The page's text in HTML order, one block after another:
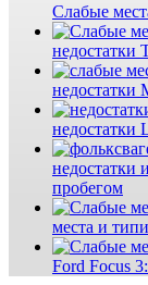
Слабые
недостатки
недостатки
недостатки
недостатки
пробегом
места и
Ford Focus